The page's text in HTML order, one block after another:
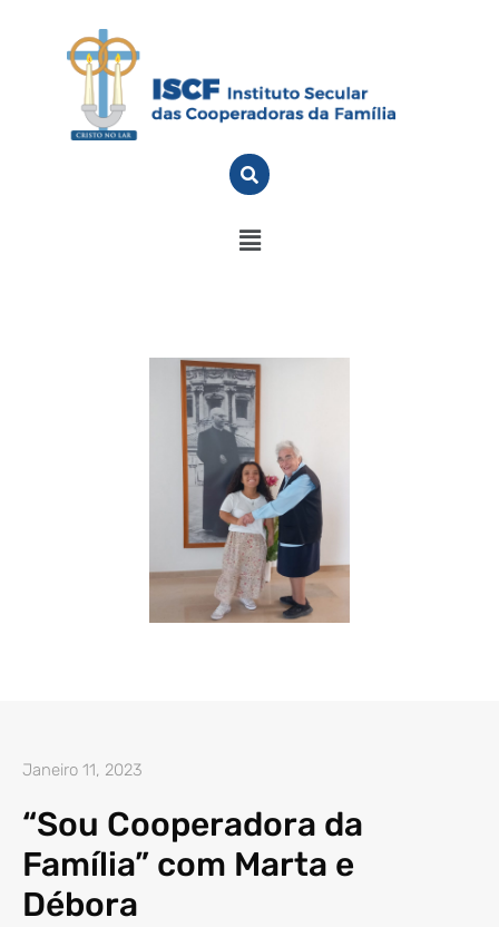
Janeiro 11, 2023
“Sou Cooperadora da
Família” com Marta e
Débora